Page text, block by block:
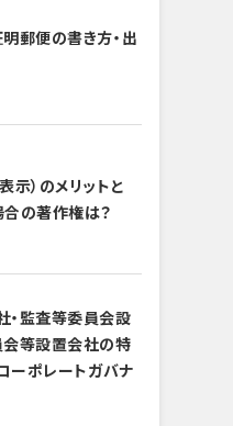
郵便の書き方・出
示）のメリットと
の著作権は？
・監査等委員会設
会等設置会社の特
ーポレートガバナ